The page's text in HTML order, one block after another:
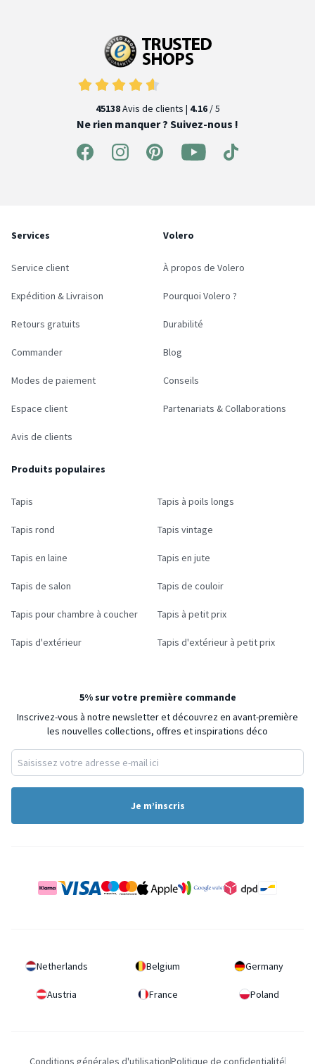
45138Avis de clients | 4.16/ 5
Ne rien manquer ? Suivez-nous !
Services
Service client
Expédition & Livraison
Retours gratuits
Commander
Modes de paiement
Espace client
Avis de clients
Volero
À propos de Volero
Pourquoi Volero ?
Durabilité
Blog
Conseils
Partenariats & Collaborations
Produits populaires
Tapis Tapis à poils longs
Tapis rond Tapis vintage
Tapis en laine Tapis en jute
Tapis de salon Tapis de couloir
Tapis pour chambre à coucher Tapis à petit prix
Tapis d'extérieur Tapis d'extérieur à petit prix
5% sur votre première commande
Inscrivez-vous à notre newsletter et découvrez en avant-première
les nouvelles collections, offres et inspirations déco
Je m’inscris
Netherlands Belgium Germany
Austria France Poland
Conditions générales d'utilisationPolitique de confidentialité